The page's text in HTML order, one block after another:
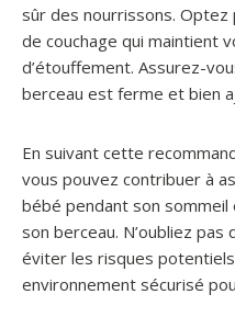
sûr des nourrissons. Optez
de couchage qui maintient
d’étouffement. Assurez-
berceau est ferme et bien
En suivant cette
vous pouvez contribuer à
bébé pendant son
son berceau. N’oubliez
éviter les risques
environnement sécurisé